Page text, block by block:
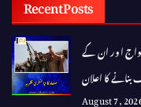
اور ان کے
بنانے کا اعلان
August 7,